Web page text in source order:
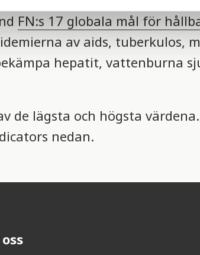
FN:s 17 globala mål för
av aids, tuberkulos,
hepatit, vattenburna
de lägsta och högsta
nedan.